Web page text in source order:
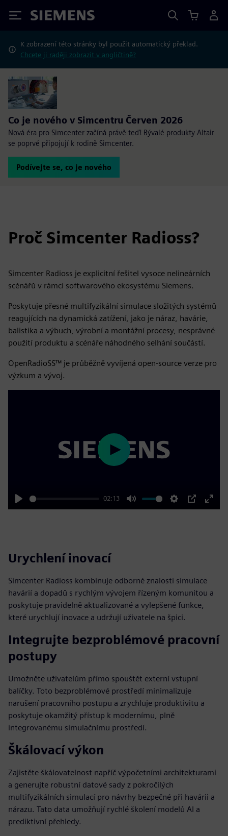
Siemens
K zobrazení této stránky byl použit automatický překlad.
Chcete ji raději zobrazit v angličtině?
Co je nového v Simcentru Červen 2026
Nová éra pro Simcenter začíná právě teď! Bývalé produkty Altair
se poprvé připojují k rodině Simcenter.
Podívejte se, co je nového
Proč Simcenter Radioss?
Simcenter Radioss je explicitní řešitel vysoce nelineárních
scénářů v rámci softwarového ekosystému Siemens.
Poskytuje přesné multifyzikální simulace složitých systémů
reagujících na dynamická zatížení, jako je náraz, havárie,
balistika a výbuch, výrobní a montážní procesy, nesprávné
použití produktu a scénáře náhodného selhání součástí.
OpenRadioSS™ je průběžně vyvíjená open-source verze pro
výzkum a vývoj.
Play
02:13
Mute Settings
PIP
Enter
Play
Urychlení inovací
Simcenter Radioss kombinuje odborné znalosti simulace
havárií a dopadů s rychlým vývojem řízeným komunitou a
poskytuje pravidelně aktualizované a vylepšené funkce,
které urychlují inovace a udržují uživatele na špici.
Integrujte bezproblémové pracovní
postupy
Umožněte uživatelům přímo spouštět externí vstupní
balíčky. Toto bezproblémové prostředí minimalizuje
narušení pracovního postupu a zrychluje produktivitu a
poskytuje okamžitý přístup k modernímu, plně
integrovanému simulačnímu prostředí.
Škálovací výkon
Zajistěte škálovatelnost napříč výpočetními architekturami
a generujte robustní datové sady z pokročilých
multifyzikálních simulací pro návrhy bezpečné při havárii a
nárazu. Tato data umožňují rychlé školení modelů AI a
prediktivní přehledy.